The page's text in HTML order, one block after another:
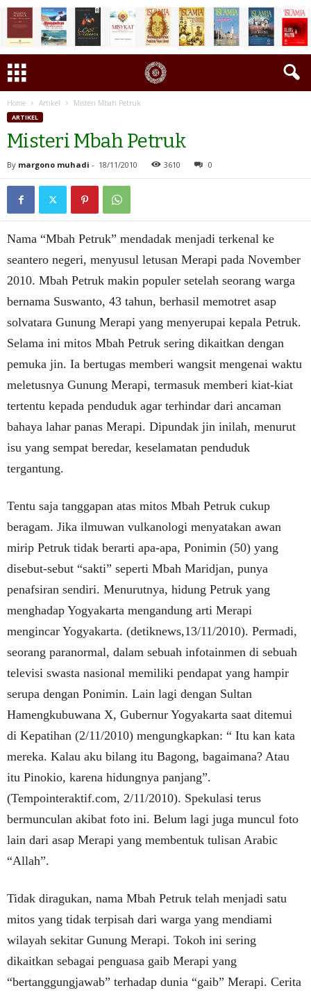
Home Artikel Misteri Mbah Petruk
ARTIKEL
Misteri Mbah Petruk
By margono muhadi - 18/11/2010 3610 0
Nama “Mbah Petruk” mendadak menjadi terkenal ke
seantero negeri, menyusul letusan Merapi pada November
2010. Mbah Petruk makin populer setelah seorang warga
bernama Suswanto, 43 tahun, berhasil memotret asap
solvatara Gunung Merapi yang menyerupai kepala Petruk.
Selama ini mitos Mbah Petruk sering dikaitkan dengan
pemuka jin. Ia bertugas memberi wangsit mengenai waktu
meletusnya Gunung Merapi, termasuk memberi kiat-kiat
tertentu kepada penduduk agar terhindar dari ancaman
bahaya lahar panas Merapi. Dipundak jin inilah, menurut
isu yang sempat beredar, keselamatan penduduk
tergantung.
Tentu saja tanggapan atas mitos Mbah Petruk cukup
beragam. Jika ilmuwan vulkanologi menyatakan awan
mirip Petruk tidak berarti apa-apa, Ponimin (50) yang
disebut-sebut “sakti” seperti Mbah Maridjan, punya
penafsiran sendiri. Menurutnya, hidung Petruk yang
menghadap Yogyakarta mengandung arti Merapi
mengincar Yogyakarta. (detiknews,13/11/2010). Permadi,
seorang paranormal, dalam sebuah infotainmen di sebuah
televisi swasta nasional memiliki pendapat yang hampir
serupa dengan Ponimin. Lain lagi dengan Sultan
Hamengkubuwana X, Gubernur Yogyakarta saat ditemui
di Kepatihan (2/11/2010) mengungkapkan: “ Itu kan kata
mereka. Kalau aku bilang itu Bagong, bagaimana? Atau
itu Pinokio, karena hidungnya panjang”.
(Tempointeraktif.com, 2/11/2010). Spekulasi terus
bermunculan akibat foto ini. Belum lagi juga muncul foto
lain dari asap Merapi yang membentuk tulisan Arabic
“Allah”.
Tidak diragukan, nama Mbah Petruk telah menjadi satu
mitos yang tidak terpisah dari warga yang mendiami
wilayah sekitar Gunung Merapi. Tokoh ini sering
dikaitkan sebagai penguasa gaib Merapi yang
“bertanggungjawab” terhadap dunia “gaib” Merapi. Cerita